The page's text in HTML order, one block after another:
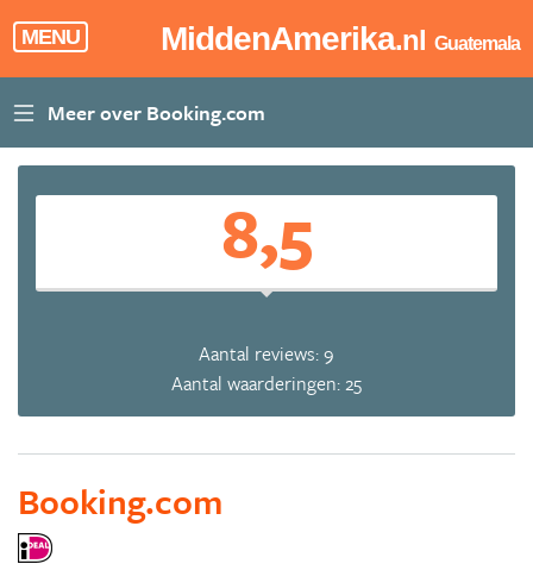
MENU MiddenAmerika.nl Guatemala
8,5
Aantal reviews: 9
Aantal waarderingen: 25
Booking.com